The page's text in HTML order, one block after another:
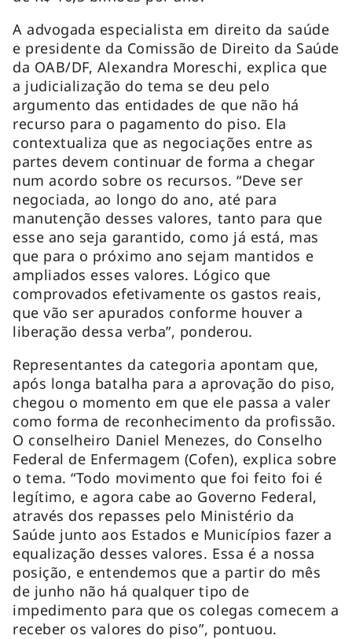
A advogada especialista em direito da saúde
e presidente da Comissão de Direito da Saúde
da OAB/DF, Alexandra Moreschi, explica que
a judicialização do tema se deu pelo
argumento das entidades de que não há
recurso para o pagamento do piso. Ela
contextualiza que as negociações entre as
partes devem continuar de forma a chegar
num acordo sobre os recursos. “Deve ser
negociada, ao longo do ano, até para
manutenção desses valores, tanto para que
esse ano seja garantido, como já está, mas
que para o próximo ano sejam mantidos e
ampliados esses valores. Lógico que
comprovados efetivamente os gastos reais,
que vão ser apurados conforme houver a
liberação dessa verba”, ponderou.
Representantes da categoria apontam que,
após longa batalha para a aprovação do piso,
chegou o momento em que ele passa a valer
como forma de reconhecimento da profissão.
O conselheiro Daniel Menezes, do Conselho
Federal de Enfermagem (Cofen), explica sobre
o tema. “Todo movimento que foi feito foi é
legítimo, e agora cabe ao Governo Federal,
através dos repasses pelo Ministério da
Saúde junto aos Estados e Municípios fazer a
equalização desses valores. Essa é a nossa
posição, e entendemos que a partir do mês
de junho não há qualquer tipo de
impedimento para que os colegas comecem a
receber os valores do piso”, pontuou.